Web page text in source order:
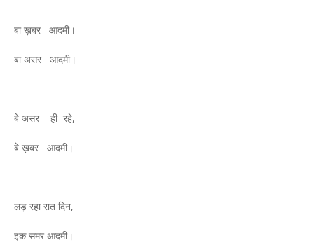
बा ख़बर आदमी।
बा असर आदमी।
बे असर ही रहे,
बे ख़बर आदमी।
लड़ रहा रात दिन,
इक समर आदमी।